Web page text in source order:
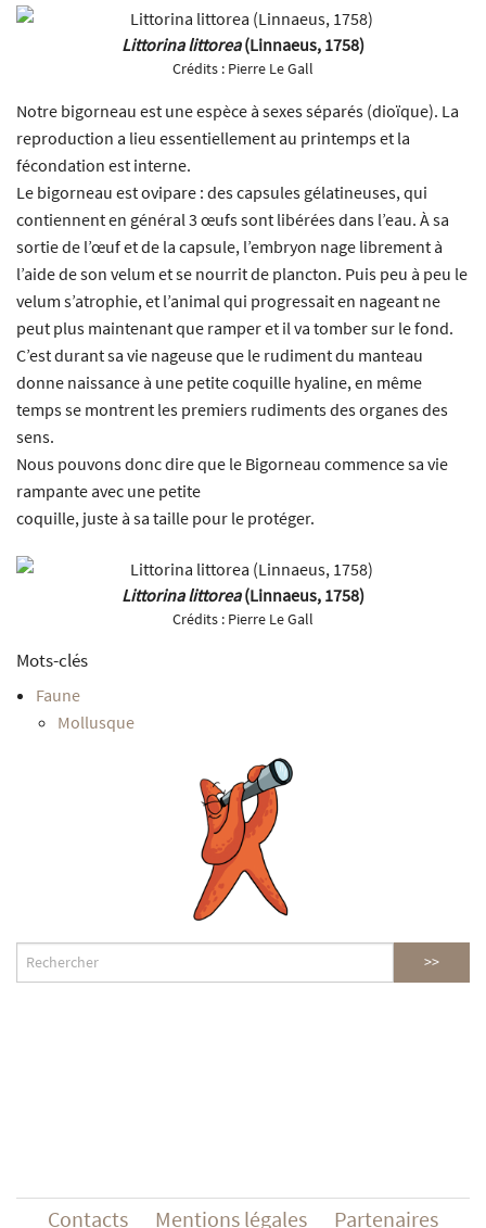
Littorina littorea(Linnaeus, 1758)
Crédits : Pierre Le Gall
Notre bigorneau est une espèce à sexes séparés (dioïque). La
reproduction a lieu essentiellement au printemps et la
fécondation est interne.
Le bigorneau est ovipare : des capsules gélatineuses, qui
contiennent en général 3 œufs sont libérées dans l’eau. À sa
sortie de l’œuf et de la capsule, l’embryon nage librement à
l’aide de son velum et se nourrit de plancton. Puis peu à peu le
velum s’atrophie, et l’animal qui progressait en nageant ne
peut plus maintenant que ramper et il va tomber sur le fond.
C’est durant sa vie nageuse que le rudiment du manteau
donne naissance à une petite coquille hyaline, en même
temps se montrent les premiers rudiments des organes des
sens.
Nous pouvons donc dire que le Bigorneau commence sa vie
rampante avec une petite
coquille, juste à sa taille pour le protéger.
Littorina littorea(Linnaeus, 1758)
Crédits : Pierre Le Gall
Mots-clés
Faune
Mollusque
Contacts Mentions légales Partenaires